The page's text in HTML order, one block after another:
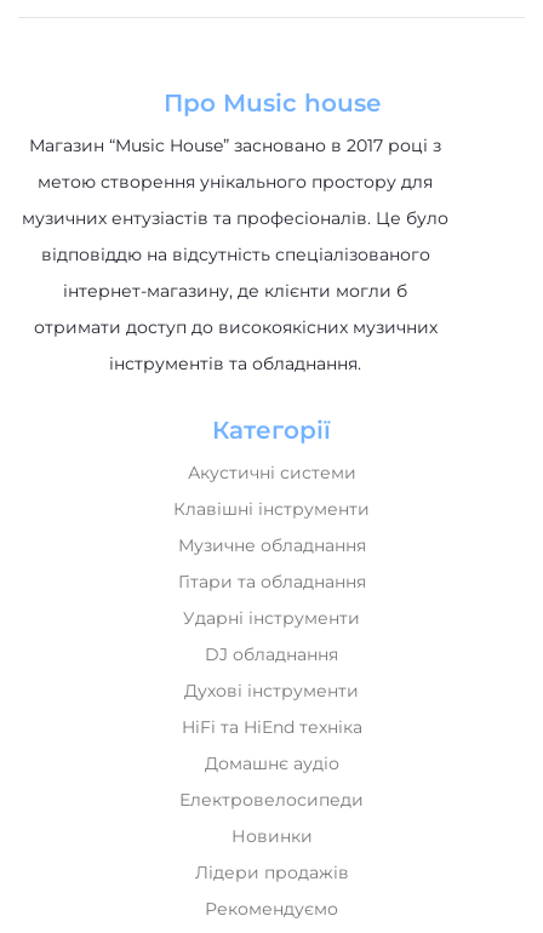
інтернет-магазину, де клієнти могли б
Категорії
Акустичні системи
Клавішні інструменти
Музичне обладнання
Гітари та обладнання
Ударні інструменти
DJ обладнання
HiFi та HiEnd техніка
Домашнє аудіо
Електровелосипеди
Новинки
Лідери продажів
Рекомендуємо
Інформація
Оплата і доставка
Обмін та повернення
Про нас
Мій кабінет
Політика конфіденційності
Карта сайта